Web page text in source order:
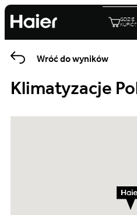
GDZIE
KUPIĆ?
Wróć do wyników
Klimatyzacje